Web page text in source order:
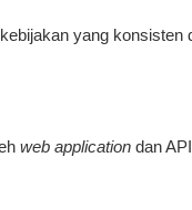
yang konsisten
web application dan